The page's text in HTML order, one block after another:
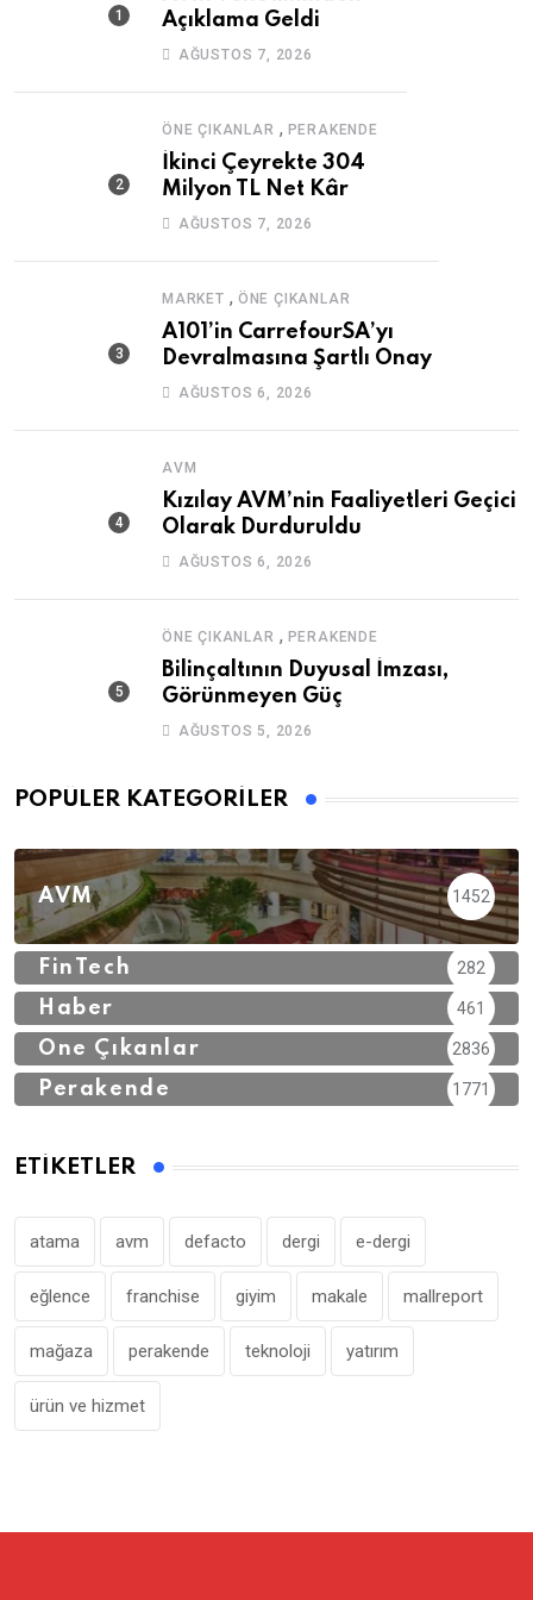
Açıklama Geldi
AĞUSTOS 7, 2026
ÖNE ÇIKANLAR , PERAKENDE
İkinci Çeyrekte 304
Milyon TL Net Kâr
AĞUSTOS 7, 2026
MARKET , ÖNE ÇIKANLAR
A101’in CarrefourSA’yı
Devralmasına Şartlı Onay
AĞUSTOS 6, 2026
AVM
Kızılay AVM’nin Faaliyetleri Geçici
Olarak Durduruldu
AĞUSTOS 6, 2026
ÖNE ÇIKANLAR , PERAKENDE
Bilinçaltının Duyusal İmzası,
Görünmeyen Güç
AĞUSTOS 5, 2026
POPÜLER KATEGORILER
AVM 1452
FinTech 282
Haber 461
Öne Çıkanlar 2836
Perakende 1771
ETIKETLER
atama avm defacto dergi e-dergi
eğlence franchise giyim makale mallreport
mağaza perakende teknoloji yatırım
ürün ve hizmet